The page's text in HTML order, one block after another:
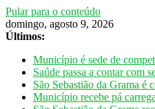
Pular para o conteúdo
domingo, agosto 9, 2026
Últimos:
Município é sede de
Saúde passa a contar com
São Sebastião da Grama é
Município recebe pá